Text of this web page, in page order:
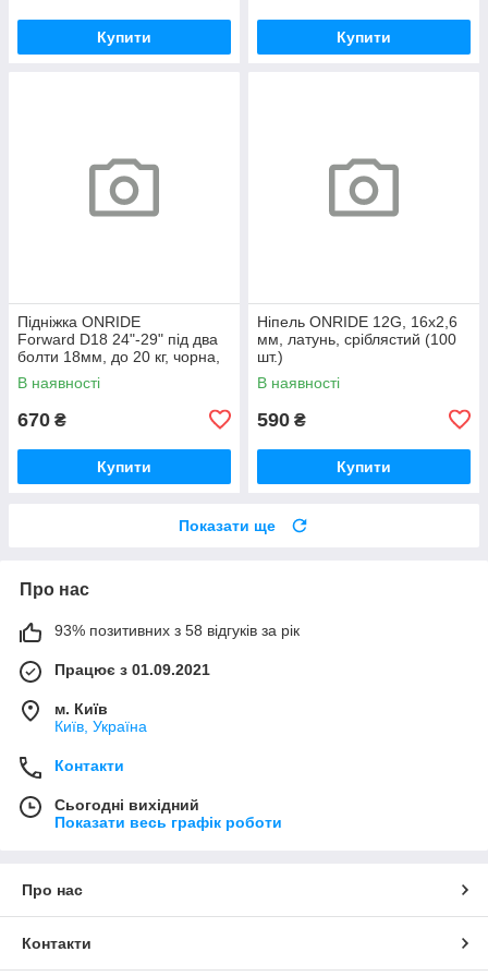
Купити Купити
Підніжка ONRIDE
Forward D18 24"-29" під два
болти 18мм, до 20 кг, чорна,
polybag
В наявності
670 ₴
Купити
Ніпель ONRIDE 12G, 16x2,6
мм, латунь, сріблястий (100
шт.)
В наявності
590 ₴
Купити
Показати ще
Про нас
93% позитивних з 58 відгуків за рік
Працює з 01.09.2021
м. Київ
Київ, Україна
Контакти
Сьогодні вихідний
Показати весь графік роботи
Про нас
Контакти